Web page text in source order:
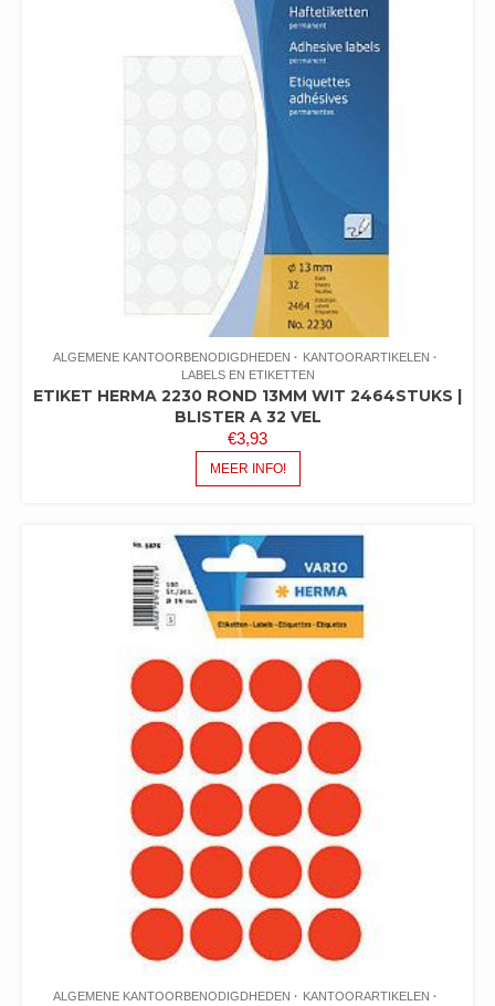
ALGEMENE KANTOORBENODIGDHEDEN
KANTOORARTIKELEN
LABELS EN ETIKETTEN
ETIKET HERMA 2230 ROND 13MM WIT 2464STUKS |
BLISTER A 32 VEL
€3,93
MEER INFO!
ALGEMENE KANTOORBENODIGDHEDEN
KANTOORARTIKELEN